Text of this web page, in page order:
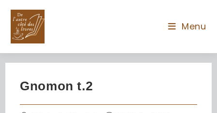
Menu
Gnomon t.2